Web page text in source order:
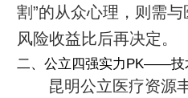
割”的从众心理，则需
风险收益比后再决定。
二、公立四强实力PK——技
昆明公立医疗资源